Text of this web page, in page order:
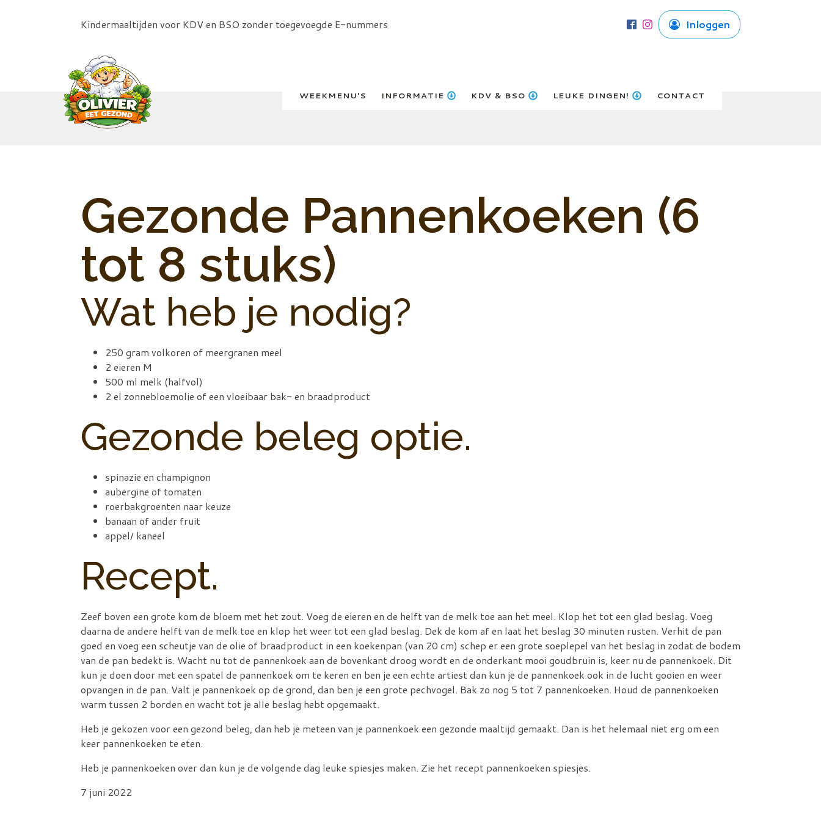
Kindermaaltijden voor KDV en BSO zonder toegevoegde E-nummers Inloggen
WEEKMENU'S INFORMATIE KDV & BSO LEUKE DINGEN! CONTACT
Gezonde Pannenkoeken (6
tot 8 stuks)
Wat heb je nodig?
250 gram volkoren of meergranen meel
2 eieren M
500 ml melk (halfvol)
2 el zonnebloemolie of een vloeibaar bak- en braadproduct
Gezonde beleg optie.
spinazie en champignon
aubergine of tomaten
roerbakgroenten naar keuze
banaan of ander fruit
appel/ kaneel
Recept.
Zeef boven een grote kom de bloem met het zout. Voeg de eieren en de helft van de melk toe aan het meel. Klop het tot een glad beslag. Voeg
daarna de andere helft van de melk toe en klop het weer tot een glad beslag. Dek de kom af en laat het beslag 30 minuten rusten. Verhit de pan
goed en voeg een scheutje van de olie of braadproduct in een koekenpan (van 20 cm) schep er een grote soeplepel van het beslag in zodat de bodem
van de pan bedekt is. Wacht nu tot de pannenkoek aan de bovenkant droog wordt en de onderkant mooi goudbruin is, keer nu de pannenkoek. Dit
kun je doen door met een spatel de pannenkoek om te keren en ben je een echte artiest dan kun je de pannenkoek ook in de lucht gooien en weer
opvangen in de pan. Valt je pannenkoek op de grond, dan ben je een grote pechvogel. Bak zo nog 5 tot 7 pannenkoeken. Houd de pannenkoeken
warm tussen 2 borden en wacht tot je alle beslag hebt opgemaakt.
Heb je gekozen voor een gezond beleg, dan heb je meteen van je pannenkoek een gezonde maaltijd gemaakt. Dan is het helemaal niet erg om een
keer pannenkoeken te eten.
Heb je pannenkoeken over dan kun je de volgende dag leuke spiesjes maken. Zie het recept pannenkoeken spiesjes.
7 juni 2022